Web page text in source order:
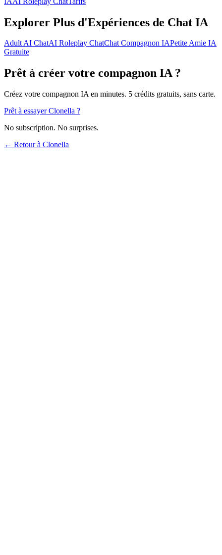
Explorer Plus d'Expériences de Chat IA
Adult AI ChatAI Roleplay ChatChat Compagnon IAPetite Amie IA
Gratuite
Prêt à créer votre compagnon IA ?
Créez votre compagnon IA en minutes. 5 crédits gratuits, sans carte.
Prêt à essayer Clonella ?
No subscription. No surprises.
← Retour à Clonella